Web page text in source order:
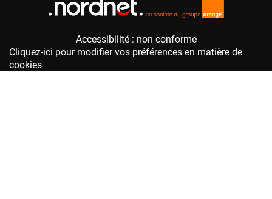
Accessibilité : non conforme
Cliquez-ici pour modifier vos préférences en matière de
cookies